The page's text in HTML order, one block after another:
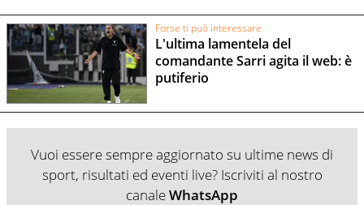
Forse ti può interessare
L'ultima lamentela del
comandante Sarri agita il web: è
putiferio
Vuoi essere sempre aggiornato su ultime news di
sport, risultati ed eventi live? Iscriviti al nostro
canaleWhatsApp